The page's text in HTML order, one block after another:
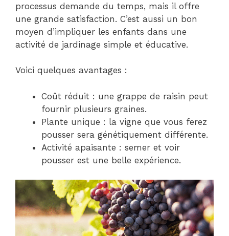
processus demande du temps, mais il offre
une grande satisfaction. C’est aussi un bon
moyen d’impliquer les enfants dans une
activité de jardinage simple et éducative.
Voici quelques avantages :
Coût réduit : une grappe de raisin peut
fournir plusieurs graines.
Plante unique : la vigne que vous ferez
pousser sera génétiquement différente.
Activité apaisante : semer et voir
pousser est une belle expérience.